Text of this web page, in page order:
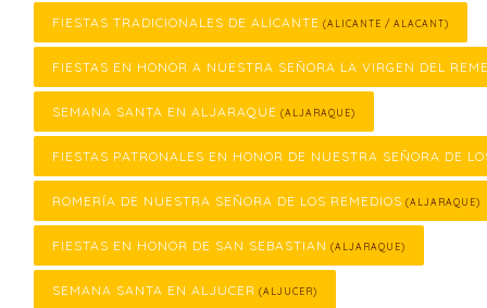
FIESTAS TRADICIONALES DE ALICANTE (ALICANTE / ALACANT)
FIESTAS EN HONOR A NUESTRA SEÑORA LA VIRGEN DEL
SEMANA SANTA EN ALJARAQUE (ALJARAQUE)
FIESTAS PATRONALES EN HONOR DE NUESTRA SEÑORA DE
ROMERÍA DE NUESTRA SEÑORA DE LOS REMEDIOS (ALJARAQUE)
FIESTAS EN HONOR DE SAN SEBASTIAN (ALJARAQUE)
SEMANA SANTA EN ALJUCER (ALJUCER)